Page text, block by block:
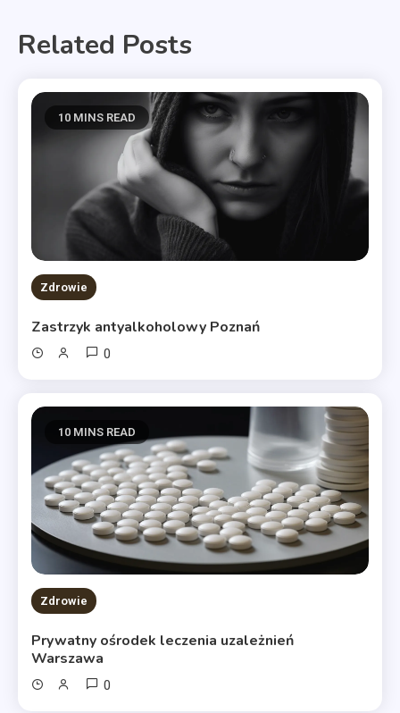
Related Posts
10 MINS READ
Zdrowie
Zastrzyk antyalkoholowy Poznań
0
10 MINS READ
Zdrowie
Prywatny ośrodek leczenia uzależnień
Warszawa
0